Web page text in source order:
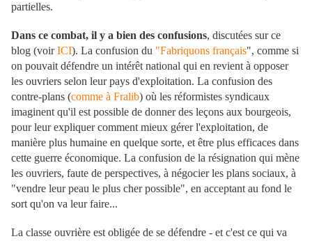
partielles.
Dans ce combat, il y a bien des confusions, discutées sur ce
blog (voirICI). La confusion du "Fabriquons français", comme si
on pouvait défendre un intérêt national qui en revient à opposer
les ouvriers selon leur pays d'exploitation. La confusion des
contre-plans (comme à Fralib) où les réformistes syndicaux
imaginent qu'il est possible de donner des leçons aux bourgeois,
pour leur expliquer comment mieux gérer l'exploitation, de
manière plus humaine en quelque sorte, et être plus efficaces dans
cette guerre économique. La confusion de la résignation qui mène
les ouvriers, faute de perspectives, à négocier les plans sociaux, à
"vendre leur peau le plus cher possible", en acceptant au fond le
sort qu'on va leur faire...
La classe ouvrière est obligée de se défendre - et c'est ce qui va